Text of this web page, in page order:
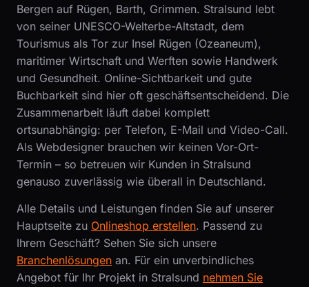
Bergen auf Rügen, Barth, Grimmen. Stralsund lebt
von seiner UNESCO-Welterbe-Altstadt, dem
Tourismus als Tor zur Insel Rügen (Ozeaneum),
maritimer Wirtschaft und Werften sowie Handwerk
und Gesundheit. Online-Sichtbarkeit und gute
Buchbarkeit sind hier oft geschäftsentscheidend. Die
Zusammenarbeit läuft dabei komplett
ortsunabhängig: per Telefon, E-Mail und Video-Call.
Als Webdesigner brauchen wir keinen Vor-Ort-
Termin – so betreuen wir Kunden in Stralsund
genauso zuverlässig wie überall in Deutschland.
Alle Details und Leistungen finden Sie auf unserer
Hauptseite zu Onlineshop erstellen. Passend zu
Ihrem Geschäft? Sehen Sie sich unsere
Branchenlösungen an. Für ein unverbindliches
Angebot für Ihr Projekt in Stralsund nehmen Sie